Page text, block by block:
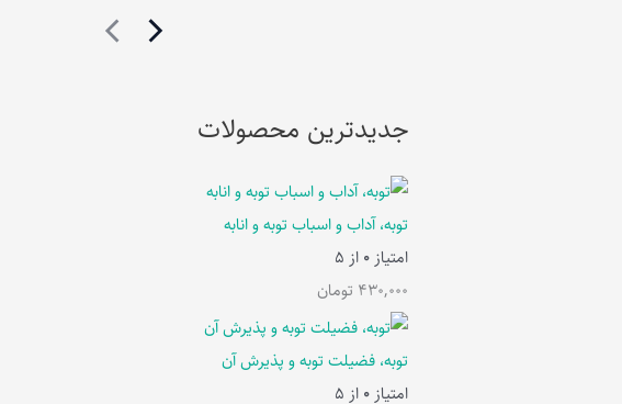
جدیدترین محصولات
توبه، آداب و اسباب توبه و انابه
امتیاز 0 از 5
430,000 تومان
توبه، فضیلت توبه و پذیرش آن
امتیاز 0 از 5